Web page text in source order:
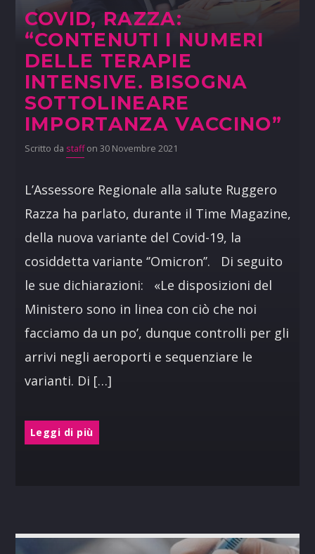
COVID, RAZZA:
“CONTENUTI I NUMERI
DELLE TERAPIE
INTENSIVE. BISOGNA
SOTTOLINEARE
IMPORTANZA VACCINO”
Scritto da staffon 30 Novembre 2021
L’Assessore Regionale alla salute Ruggero
Razza ha parlato, durante il Time Magazine,
della nuova variante del Covid-19, la
cosiddetta variante ‘’Omicron’’. Di seguito
le sue dichiarazioni: «Le disposizioni del
Ministero sono in linea con ciò che noi
facciamo da un po’, dunque controlli per gli
arrivi negli aeroporti e sequenziare le
varianti. Di […]
Leggi di più